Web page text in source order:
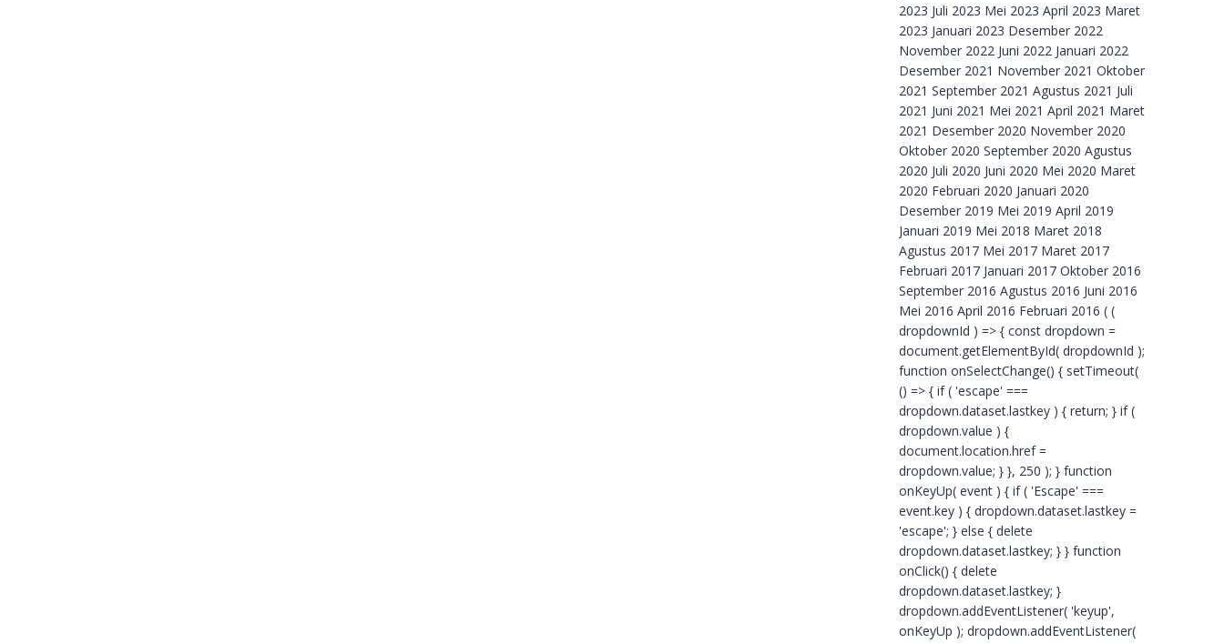
2023 Juli 2023 Mei 2023 April 2023 Maret
2023 Januari 2023 Desember 2022
November 2022 Juni 2022 Januari 2022
Desember 2021 November 2021 Oktober
2021 September 2021 Agustus 2021 Juli
2021 Juni 2021 Mei 2021 April 2021 Maret
2021 Desember 2020 November 2020
Oktober 2020 September 2020 Agustus
2020 Juli 2020 Juni 2020 Mei 2020 Maret
2020 Februari 2020 Januari 2020
Desember 2019 Mei 2019 April 2019
Januari 2019 Mei 2018 Maret 2018
Agustus 2017 Mei 2017 Maret 2017
Februari 2017 Januari 2017 Oktober 2016
September 2016 Agustus 2016 Juni 2016
Mei 2016 April 2016 Februari 2016 ( (
dropdownId ) => { const dropdown =
document.getElementById( dropdownId );
function onSelectChange() { setTimeout(
() => { if ( 'escape' ===
dropdown.dataset.lastkey ) { return; } if (
dropdown.value ) {
document.location.href =
dropdown.value; } }, 250 ); } function
onKeyUp( event ) { if ( 'Escape' ===
event.key ) { dropdown.dataset.lastkey =
'escape'; } else { delete
dropdown.dataset.lastkey; } } function
onClick() { delete
dropdown.dataset.lastkey; }
dropdown.addEventListener( 'keyup',
onKeyUp ); dropdown.addEventListener(